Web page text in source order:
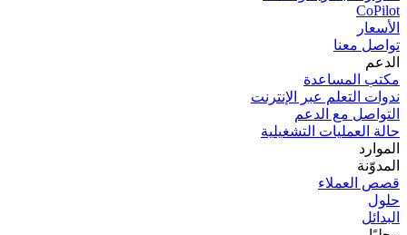
CoPilot
الأسعار
تواصل معنا
الدعم
مكتب المساعدة
ندوات التعلم عبر الإنترنت
التواصل مع الدعم
حالة العمليات التشغيلية
الموارد
المدوّنة
قصص العملاء
حلول
البدائل